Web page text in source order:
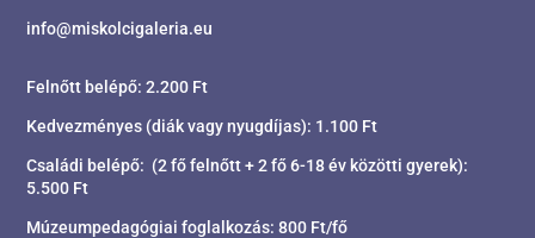
info@miskolcigaleria.eu
Felnőtt belépő: 2.200 Ft
Kedvezményes (diák vagy nyugdíjas): 1.100 Ft
Családi belépő: (2 fő felnőtt + 2 fő 6-18 év közötti gyerek):
5.500 Ft
Múzeumpedagógiai foglalkozás: 800 Ft/fő